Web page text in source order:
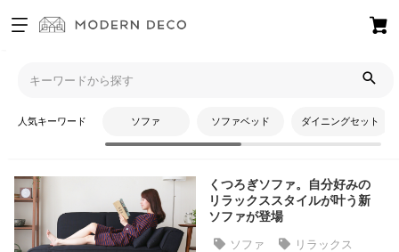
り
テ
ム
人気キーワード ソファ ソファベッド ダイニングセット
モダンデコTOP コラム
くつろぎソファ。自分好みの
リラックススタイルが叶う新
ソファが登場
ソファ リラックス